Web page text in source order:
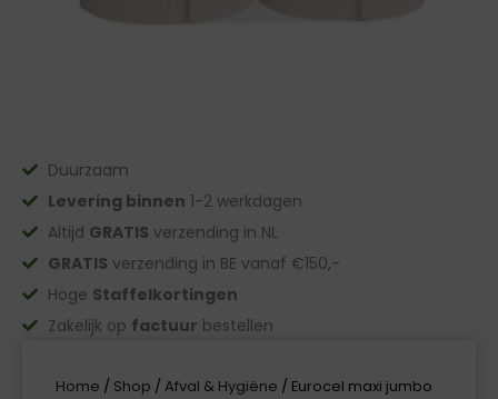
Duurzaam
Levering binnen 1-2 werkdagen
Altijd GRATIS verzending in NL
GRATIS verzending in BE vanaf €150,-
Hoge Staffelkortingen
Zakelijk op factuur bestellen
Home / Shop / Afval & Hygiëne / Eurocel maxi jumbo